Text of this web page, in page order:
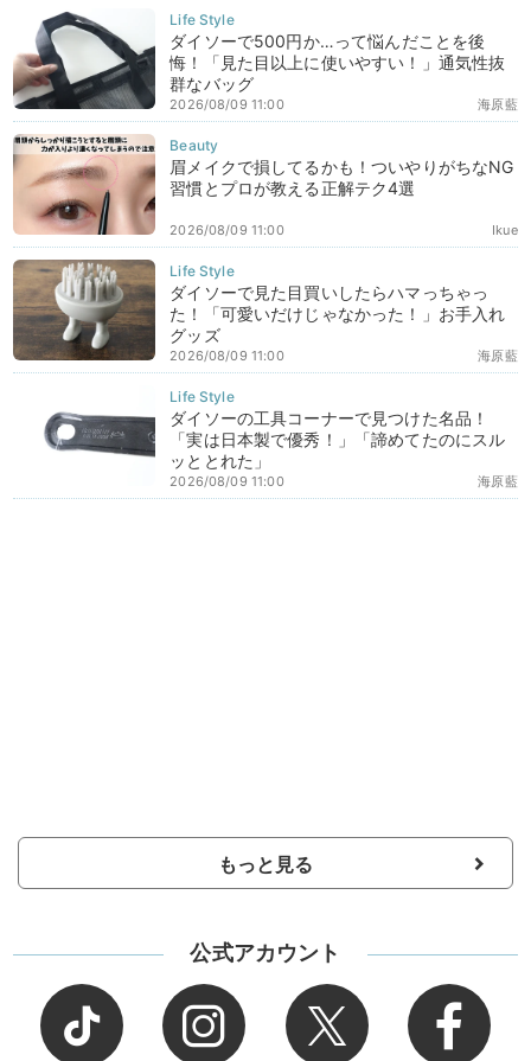
ダイソーで500円か…って悩んだことを後
悔！「見た目以上に使いやすい！」通気性抜
群なバッグ
海原藍
2026/08/09 11:00
眉メイクで損してるかも！ついやりがちなNG
習慣とプロが教える正解テク4選
Ikue
2026/08/09 11:00
ダイソーで見た目買いしたらハマっちゃっ
た！「可愛いだけじゃなかった！」お手入れ
グッズ
海原藍
2026/08/09 11:00
ダイソーの工具コーナーで見つけた名品！
「実は日本製で優秀！」「諦めてたのにスル
ッととれた」
海原藍
2026/08/09 11:00
もっと見る
公式アカウント